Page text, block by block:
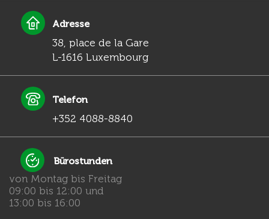
Adresse
38, place de la Gare
L-1616 Luxembourg
Telefon
+352 4088-8840
Bürostunden
von Montag bis Freitag
09:00 bis 12:00 und
13:00 bis 16:00